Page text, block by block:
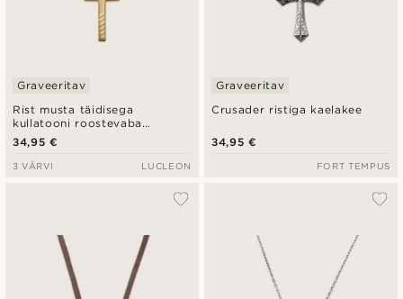
Rist musta täidisega
kullatooni roostevaba
terasest kaelakee
Graveeritav
34,95 €
3 VÄRVI LUCLEON
Crusader ristiga kaelakee
Graveeritav
34,95 €
FORT TEMPUS